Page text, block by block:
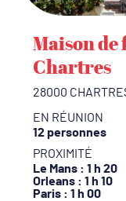
Maison
Chartres
28000
EN RÉUNION
12 personnes
PROXIMITÉ
Le Mans : 1 h 20
Orleans : 1 h 10
Paris : 1 h 00